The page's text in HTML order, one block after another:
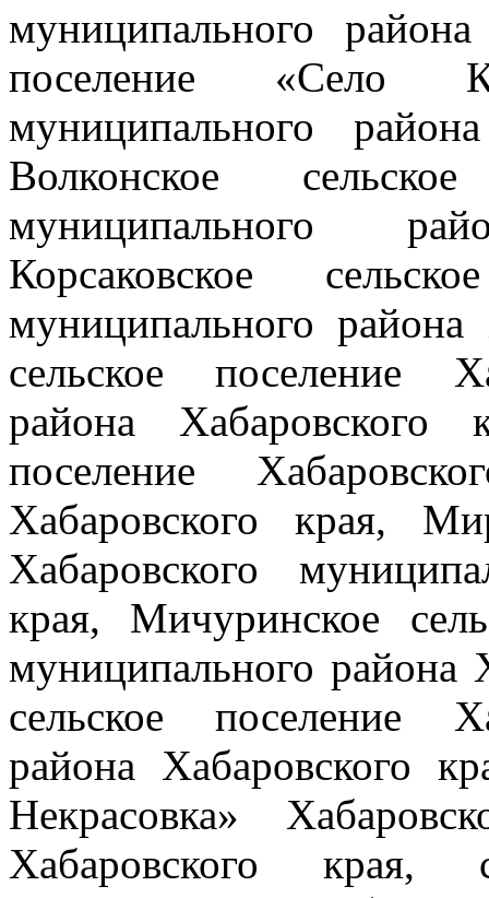
муниципального
поселение «Село
муниципального
Волконское
муниципального
Корсаковское
муниципального района
сельское поселение
района Хабаровского
поселение
Хабаровского края,
Хабаровского
края, Мичуринское
муниципального района
сельское поселение
района Хабаровского
Некрасовка»
Хабаровского края,